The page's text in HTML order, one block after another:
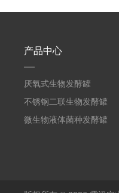
产品中心
厌氧式生物发酵罐
不锈钢二联生物发酵罐
微生物液体菌种发酵罐